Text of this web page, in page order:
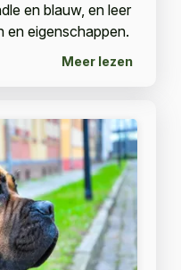
en blauw, en leer
en eigenschappen.
Meer lezen